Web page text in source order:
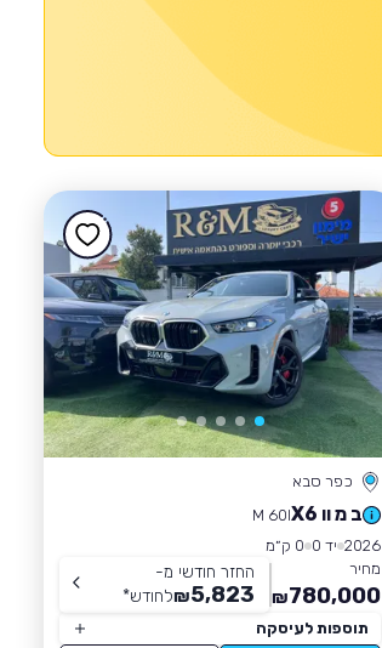
כפר סבא
ב מ וו X6
M 60I
2026 יד 0
0 ק״מ
מחיר
780,000
₪
החזר חודשי מ-
5,823
₪לחודש*
תוספות לעיסקה